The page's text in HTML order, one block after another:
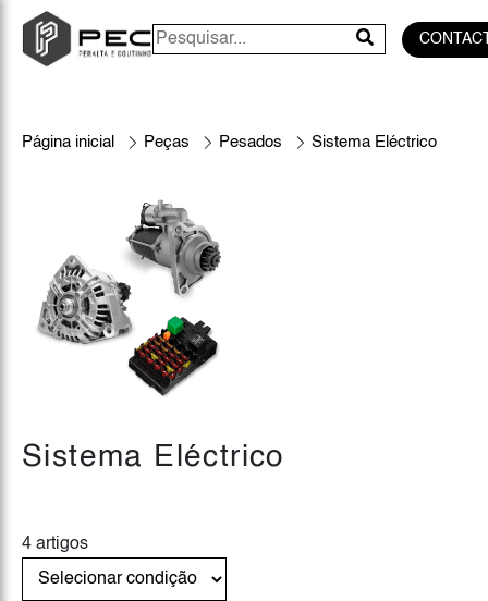
Página inicial Peças Pesados Sistema Eléctrico
Sistema Eléctrico
4 artigos